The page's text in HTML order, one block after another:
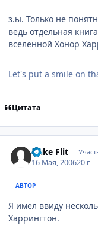
з.ы. Только не
ведь отдельная
вселенной Хонор
Let's put a smile on
Цитата
Duke Flit
16 Мая, 200620 г
АВТОР
Я имел ввиду
Харрингтон.